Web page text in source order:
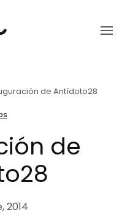
de Antídoto28
de
2014